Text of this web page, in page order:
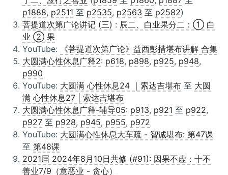
p1888, p2511 至 p2535, p2563 至 p2582)
菩提道次第广论讲记 (三) : 辰二、白业果分二：① 白
业 ② 果
YouTube:
《菩提道次第广论》益西彭措堪布讲解 合集
大圆满心性休息广释2: p618, p898, p925, p948,
p990
YouTube: 大圆满 心性休息24 ｜索达吉堪布 至 大圆
满 心性休息27 | 索达吉堪布
大圆满心性休息广释-辅导05: p913, p921 至 p922,
p927 至 p928, p945, p955, p972
YouTube: 大圆满心性休息大车疏 - 智诚堪布: 第47课
至 第48课
2021届 2024年8月10日共修 (#91): 因果不虚：十不
善业7/9（意恶业 - 贪心）